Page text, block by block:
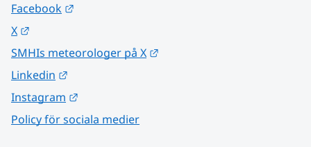
Facebook
X
SMHIs meteorologer på X
Linkedin
Instagram
Policy för sociala medier